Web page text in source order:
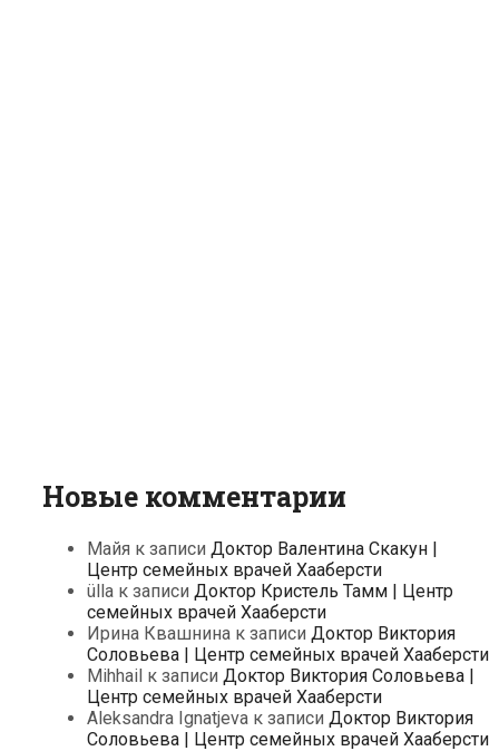
Новые комментарии
Майя к записи Доктор Валентина Скакун |
Центр семейных врачей Хааберсти
ülla к записи Доктор Кристель Тамм | Центр
семейных врачей Хааберсти
Ирина Квашнина к записи Доктор Виктория
Соловьева | Центр семейных врачей Хааберсти
Mihhail к записи Доктор Виктория Соловьева |
Центр семейных врачей Хааберсти
Aleksandra Ignatjeva к записи Доктор Виктория
Соловьева | Центр семейных врачей Хааберсти